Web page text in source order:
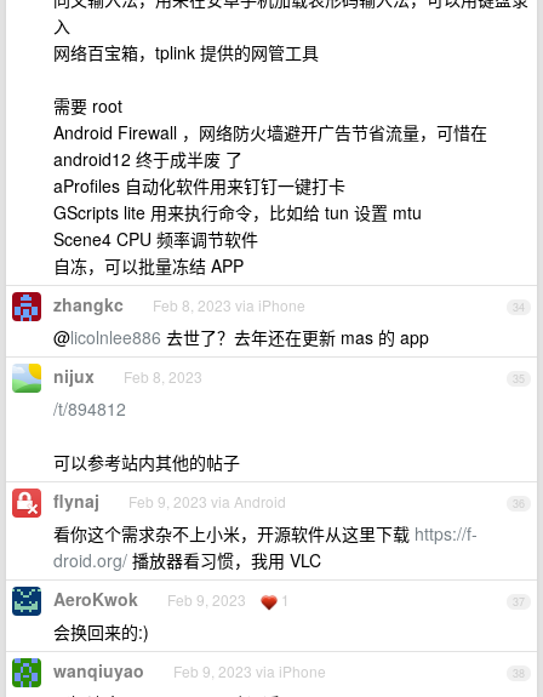
入
网络百宝箱，tplink 提供的网管工具
需要 root
Android Firewall ，网络防火墙避开广告节省流量，可惜在
android12 终于成半废 了
aProfiles 自动化软件用来钉钉一键打卡
GScripts lite 用来执行命令，比如给 tun 设置 mtu
Scene4 CPU 频率调节软件
自冻，可以批量冻结 APP
34
zhangkc Feb 8, 2023 via iPhone
@licolnlee886 去世了？去年还在更新 mas 的 app
35
nijux Feb 8, 2023
/t/894812
可以参考站内其他的帖子
36
flynaj Feb 9, 2023 via Android
看你这个需求杂不上小米，开源软件从这里下载 https://f-
droid.org/ 播放器看习惯，我用 VLC
37
AeroKwok Feb 9, 2023 1
会换回来的:)
38
wanqiuyao Feb 9, 2023 via iPhone